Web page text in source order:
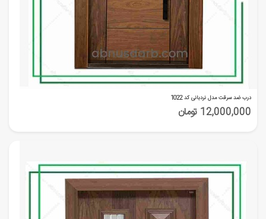
درب ضد سرقت مدل نردبانی کد 1022
12,000,000 تومان